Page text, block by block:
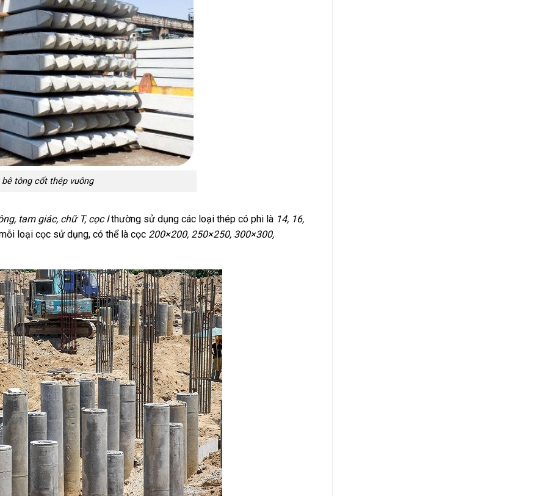
tông cốt thép vuông
tam giác, chữ T, cọc Ithường sử dụng các loại thép có phi là 14, 16,
loại cọc sử dụng, có thể là cọc 200×200, 250×250, 300×300,